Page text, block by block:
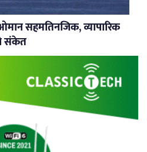
सहमतिनजिक, व्यापारिक
संकेत